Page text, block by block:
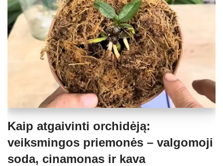
Kaip atgaivinti orchidėją:
veiksmingos priemonės – valgomoji
soda, cinamonas ir kava